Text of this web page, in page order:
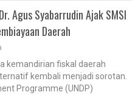
Agus Syabarrudin Ajak SMSI
Daerah
kemandirian fiskal daerah
kembali menjadi sorotan.
Programme (UNDP)